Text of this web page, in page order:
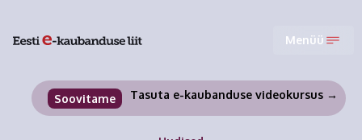
Menüü
Soovitame Tasuta e-kaubanduse videokursus →